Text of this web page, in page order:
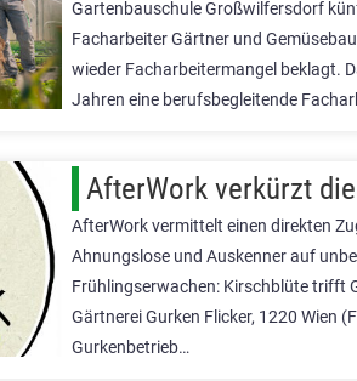
Gartenbauschule Großwilfersdorf
Facharbeiter Gärtner und
wieder Facharbeitermangel beklagt.
Jahren eine berufsbegleitende
AfterWork verkürzt
AfterWork vermittelt einen direkten
Ahnungslose und Auskenner auf
Frühlingserwachen: Kirschblüte trifft
Gärtnerei Gurken Flicker, 1220 Wien
Gurkenbetrieb…